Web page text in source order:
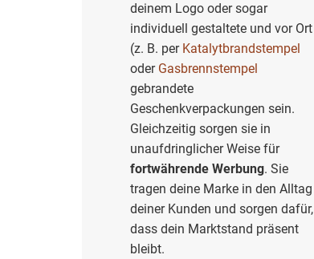
deinem Logo oder sogar
individuell gestaltete und vor Ort
(z. B. per Katalytbrandstempel
oder Gasbrennstempel
gebrandete
Geschenkverpackungen sein.
Gleichzeitig sorgen sie in
unaufdringlicher Weise für
fortwährende Werbung. Sie
tragen deine Marke in den Alltag
deiner Kunden und sorgen dafür,
dass dein Marktstand präsent
bleibt.